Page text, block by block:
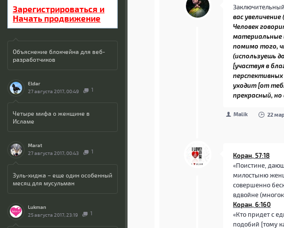
Зарегистрироваться и
Начать продвижение
Объяснение блокчейна для веб-
разработчиков
Eldar
27 августа 2017, 00:49
1
Четыре мифа о женщине в
Исламе
Marat
27 августа 2017, 00:43
1
Зуль-хиджа – еще один особенный
месяц для мусульман
Lukman
25 августа 2017, 23:19
1
вас
Человек
материальные
помимо того,
(используешь
[участвуя в
уходит [от
прекрасный,
Malik 22
Коран, 57:18
«Поистине,
милостыню
совершенно
вдвойне
Коран, 6:160
«Кто придет с
подобий [тому